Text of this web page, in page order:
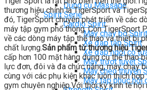
Dụng cụ Massage
Spirit Serie
Cardio Spirit
Máy chạy bộ Spirit
Xe đạp tập Spirit
Xe đạp ngồi có
Máy trượt tuyết
Máy chèo thuyền
Máy tập phục hồi
thương hiệu chính là TigerSport và
đó, TigerSport chuyên phát triển về các
máy tập gym phổ thông. Còn TigerSport
về các dòng máy tập thể thao và thiết bị
chất lượng.Sản phẩm từ thương hiệu
cấp hơn 100 mặt hàng dụng cụ thể thao
lực đơn, đôi và đa chức năng, máy chạy
cùng với các phụ kiện khác luôn thích
gym chuyên nghiệp.Với thời kỳ kinh tế hội